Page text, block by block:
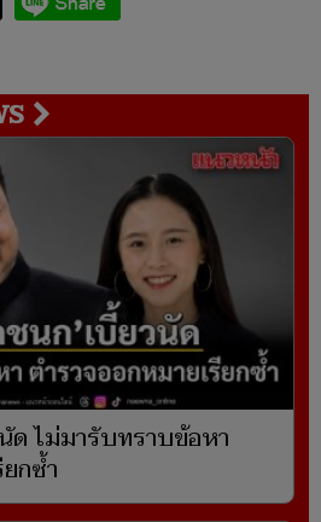
ด ไม่มารับทราบข้อหา
กซ้ำ